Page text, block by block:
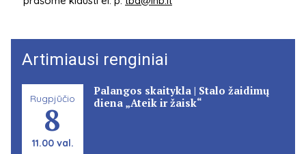
Artimiausi renginiai
Rugpjūčio
8
11.00 val.
Palangos skaitykla | Stalo žaidimų
diena „Ateik ir žaisk“